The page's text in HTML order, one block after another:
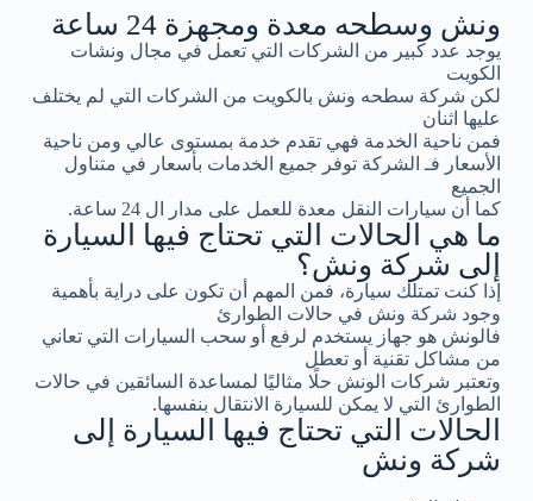
ونش وسطحه معدة ومجهزة 24 ساعة
يوجد عدد كبير من الشركات التي تعمل في مجال ونشات
الكويت
لكن شركة سطحه ونش بالكويت من الشركات التي لم يختلف
عليها اثنان
فمن ناحية الخدمة فهي تقدم خدمة بمستوى عالي ومن ناحية
الأسعار فـ الشركة توفر جميع الخدمات بأسعار في متناول
الجميع
كما أن سيارات النقل معدة للعمل على مدار ال 24 ساعة.
ما هي الحالات التي تحتاج فيها السيارة
إلى شركة ونش؟
إذا كنت تمتلك سيارة، فمن المهم أن تكون على دراية بأهمية
وجود شركة ونش في حالات الطوارئ
فالونش هو جهاز يستخدم لرفع أو سحب السيارات التي تعاني
من مشاكل تقنية أو تعطل
وتعتبر شركات الونش حلًا مثاليًا لمساعدة السائقين في حالات
الطوارئ التي لا يمكن للسيارة الانتقال بنفسها.
الحالات التي تحتاج فيها السيارة إلى
شركة ونش